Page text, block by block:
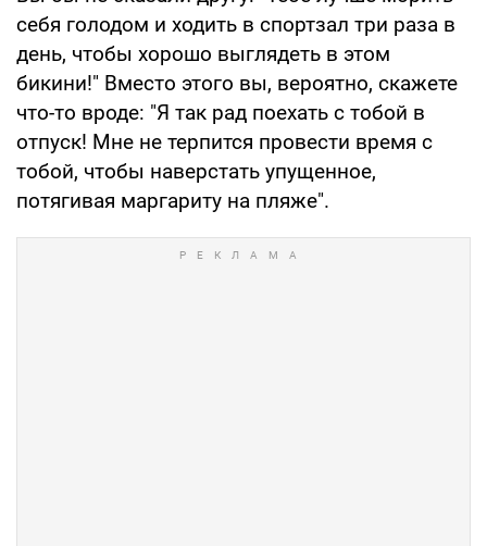
себя голодом и ходить в спортзал три раза в
день, чтобы хорошо выглядеть в этом
бикини!" Вместо этого вы, вероятно, скажете
что-то вроде: "Я так рад поехать с тобой в
отпуск! Мне не терпится провести время с
тобой, чтобы наверстать упущенное,
потягивая маргариту на пляже".